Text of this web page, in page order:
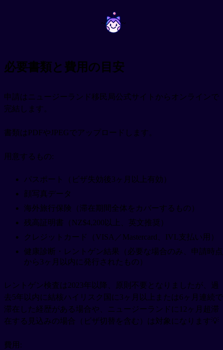
~ ~
必要書類と費用の目安
申請はニュージーランド移民局公式サイトからオンラインで
完結します。
書類はPDFやJPEGでアップロードします。
用意するもの:
パスポート（ビザ失効後3ヶ月以上有効）
顔写真データ
海外旅行保険（滞在期間全体をカバーするもの）
残高証明書（NZ$4,200以上、英文推奨）
クレジットカード（VISA／Mastercard、IVL支払い用）
健康診断・レントゲン結果（必要な場合のみ、申請時点
から3ヶ月以内に発行されたもの）
レントゲン検査は2023年以降、原則不要となりましたが、過
去5年以内に結核ハイリスク国に3ヶ月以上または6ヶ月連続で
滞在した経歴がある場合や、ニュージーランドに12ヶ月超滞
在する見込みの場合（ビザ切替を含む）は対象になります💡
費用: